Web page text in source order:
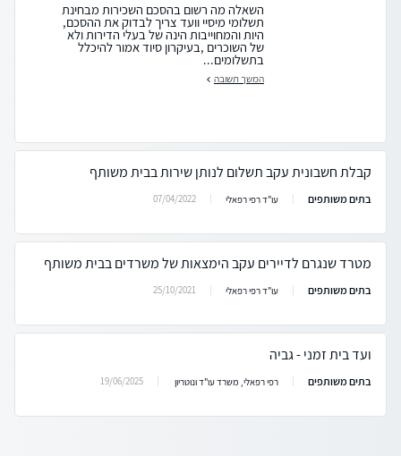
השאלה מה רשום בהסכם השכירות מבחינת
תשלומי מיסיי וועד צריך לבדוק את ההסכם,
היות והמחוייבות הינה של בעלי הדירות ולא
של השוכרים ,בעיקרון סיוד אמור להיכלל
בתשלומים...
המשך תשובה
קבלת חשבונית עקב תשלום לנותן שירות בבית משותף
בתים משותפים עו"ד רפי רפאלי 07/04/2022
מטרד שנגרם לדיירים עקב הימצאות של משרדים בבית משותף
בתים משותפים עו"ד רפי רפאלי 25/10/2021
ועד בית זמני - גביה
בתים משותפים רפי רפאלי, משרד עו"ד ונוטריון 19/06/2025